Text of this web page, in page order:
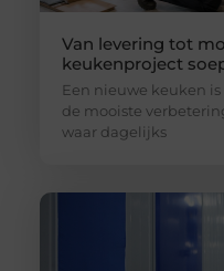
Van levering tot
keukenproject
Een nieuwe keuken
de mooiste
waar dagelijks